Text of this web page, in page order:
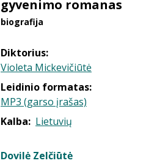
gyvenimo romanas
biografija
Diktorius:
Violeta Mickevičiūtė
Leidinio formatas:
MP3 (garso įrašas)
Kalba: Lietuvių
Dovilė Zelčiūtė